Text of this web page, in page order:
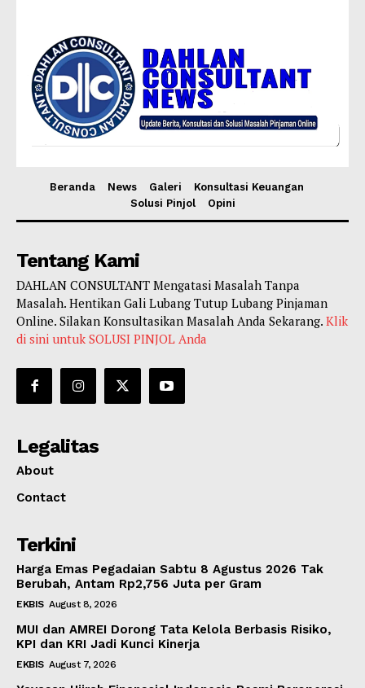
Beranda News Galeri
Konsultasi Keuangan
Solusi Pinjol
Opini
Tentang Kami
DAHLAN CONSULTANT Mengatasi Masalah Tanpa
Masalah. Hentikan Gali Lubang Tutup Lubang Pinjaman
Online. Silakan Konsultasikan Masalah Anda Sekarang. Klik
di sini untuk SOLUSI PINJOL Anda
Legalitas
About
Contact
Terkini
Harga Emas Pegadaian Sabtu 8 Agustus 2026 Tak
Berubah, Antam Rp2,756 Juta per Gram
EKBIS August 8, 2026
MUI dan AMREI Dorong Tata Kelola Berbasis Risiko,
KPI dan KRI Jadi Kunci Kinerja
EKBIS August 7, 2026